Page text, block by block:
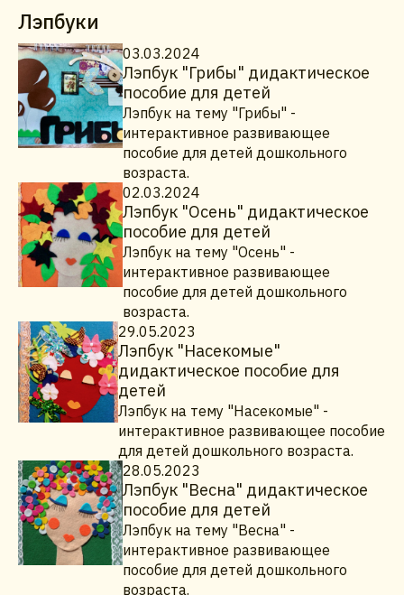
Лэпбуки
03.03.2024
Лэпбук "Грибы" дидактическое
пособие для детей
Лэпбук на тему "Грибы" -
интерактивное развивающее
пособие для детей дошкольного
возраста.
02.03.2024
Лэпбук "Осень" дидактическое
пособие для детей
Лэпбук на тему "Осень" -
интерактивное развивающее
пособие для детей дошкольного
возраста.
29.05.2023
Лэпбук "Насекомые"
дидактическое пособие для
детей
Лэпбук на тему "Насекомые" -
интерактивное развивающее пособие
для детей дошкольного возраста.
28.05.2023
Лэпбук "Весна" дидактическое
пособие для детей
Лэпбук на тему "Весна" -
интерактивное развивающее
пособие для детей дошкольного
возраста.